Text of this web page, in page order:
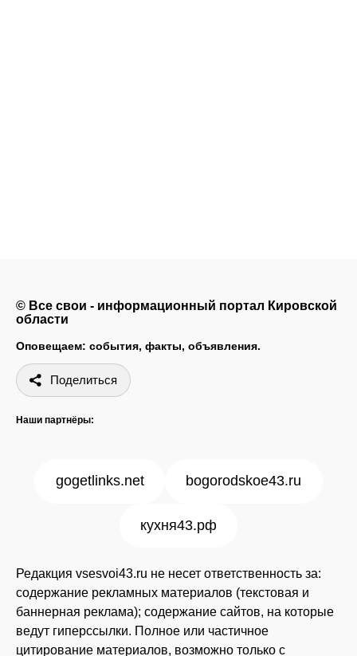
© Все свои - информационный портал Кировской
области
Оповещаем: события, факты, объявления.
Поделиться
Наши партнёры:
gogetlinks.net bogorodskoe43.ru
кухня43.рф
Редакция vsesvoi43.ru не несет ответственность за:
содержание рекламных материалов (текстовая и
баннерная реклама); содержание сайтов, на которые
ведут гиперссылки. Полное или частичное
цитирование материалов, возможно только с